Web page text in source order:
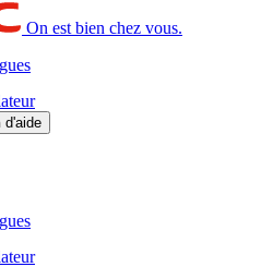
On est bien chez vous.
d'aide